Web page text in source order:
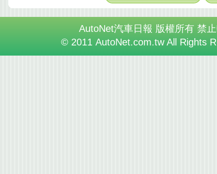
AutoNet汽車日報 版權所有 禁
© 2011 AutoNet.com.tw All Rights